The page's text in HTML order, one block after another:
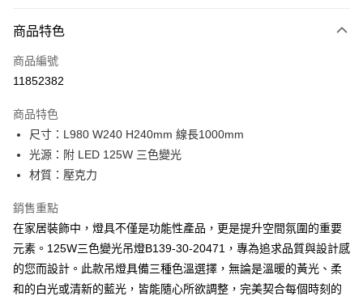
信用卡一次付款
LINE Pay
街口支付
悠遊付
全盈+PAY
AFTEE先享後付
相關說明
【關於「AFTEE先享後付」】
商品特色
商品編號
11852382
商品特色
尺寸：L980 W240 H240mm 線長1000mm
光源：附 LED 125W 三色變光
材質：壓克力
銷售重點
在家居裝飾中，燈具不僅是功能性產品，更是提升空間氛圍的重要
元素。125W三色變光吊燈B139-30-20471，專為追求品質與設計感
的您而設計。此款吊燈具備三種色溫選擇，無論是溫暖的黃光、柔
和的白光或清新的藍光，皆能隨心所欲調整，完美契合每個時刻的